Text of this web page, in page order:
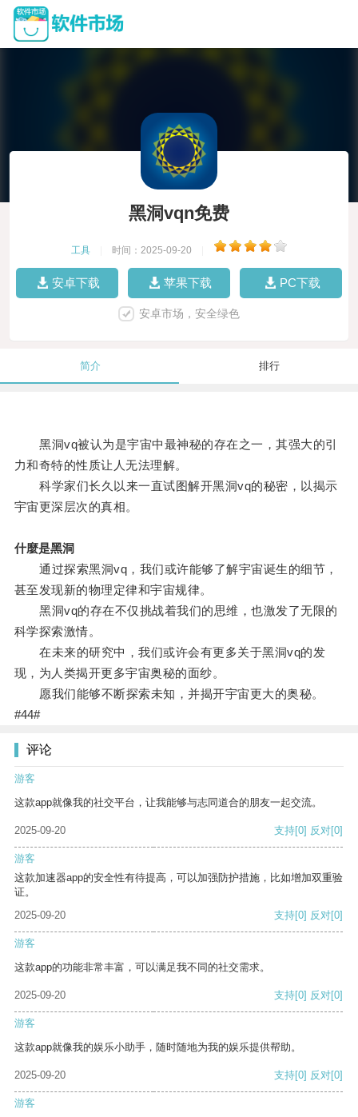
黑洞vqn免费
工具 时间：2025-09-20
安卓下载 苹果下载 PC下载
安卓市场，安全绿色
简介 排行
黑洞vq被认为是宇宙中最神秘的存在之一，其强大的引
力和奇特的性质让人无法理解。
科学家们长久以来一直试图解开黑洞vq的秘密，以揭示
宇宙更深层次的真相。
什麼是黑洞
通过探索黑洞vq，我们或许能够了解宇宙诞生的细节，
甚至发现新的物理定律和宇宙规律。
黑洞vq的存在不仅挑战着我们的思维，也激发了无限的
科学探索激情。
在未来的研究中，我们或许会有更多关于黑洞vq的发
现，为人类揭开更多宇宙奥秘的面纱。
愿我们能够不断探索未知，并揭开宇宙更大的奥秘。
#44#
评论
游客
这款app就像我的社交平台，让我能够与志同道合的朋友一起交流。
2025-09-20 支持[0] 反对[0]
游客
这款加速器app的安全性有待提高，可以加强防护措施，比如增加双重验
证。
2025-09-20
支持[0] 反对[0]
游客
这款app的功能非常丰富，可以满足我不同的社交需求。
2025-09-20 支持[0] 反对[0]
游客
这款app就像我的娱乐小助手，随时随地为我的娱乐提供帮助。
2025-09-20 支持[0] 反对[0]
游客